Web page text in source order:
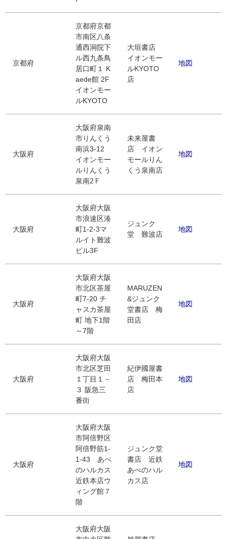
京都府
京都府京都
市南区八条
通西洞院下
ル西九条鳥
居口町１ K
aede館 2F
イオンモー
ルKYOTO
大垣書店
イオンモー
ルKYOTO
店
地図
大阪府
大阪府泉南
市りんくう
南浜3-12
イオンモー
ルりんくう
泉南2Ｆ
未来屋書
店 イオン
モールりん
くう泉南店
地図
大阪府
大阪府大阪
市浪速区湊
町1-2-3マ
ルイト難波
ビル3F
ジュンク
堂 難波店
地図
大阪府
大阪府大阪
市北区茶屋
町7-20 チ
ャスカ茶屋
町 地下1階
～7階
MARUZEN
&ジュンク
堂書店 梅
田店
地図
大阪府
大阪府大阪
市北区芝田
１丁目１－
３ 阪急三
番街
紀伊國屋書
店 梅田本
店
地図
大阪府
大阪府大阪
市阿倍野区
阿倍野筋1-
1-43 あべ
のハルカス
近鉄本店ウ
ィング館７
階
ジュンク堂
書店 近鉄
あべのハル
カス店
地図
大阪府大阪